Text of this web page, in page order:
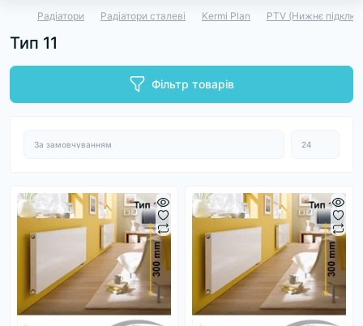
Радіатори Радіатори сталеві Kermi Plan PTV (Нижнє
Тип 11
Фільтр товарів